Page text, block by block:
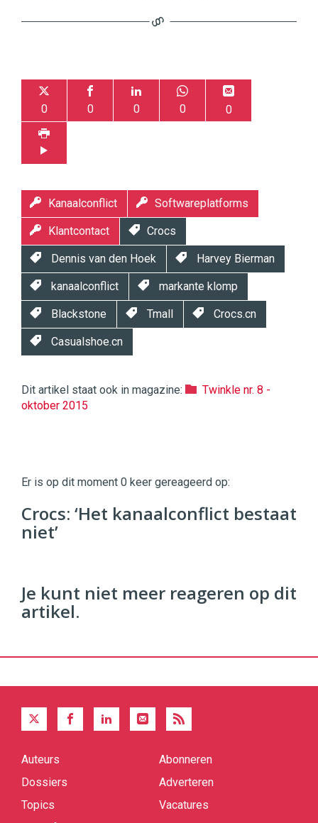
0 0 0 0 0
Kanaalconflict Softwareplatforms
Klantcontact Crocs
Dennis van den Hoek Harvey Bierman
kanaalconflict markante klomp
Blackstone Tmall Crocs.cn
Casualshoe.cn
Dit artikel staat ook in magazine:
Twinkle nr. 8 -
oktober 2015
|
Digital
Commercehttps://twinklemagazine.nl
96 54
Er is op dit moment 0 keer gereageerd op:
Crocs: ‘Het kanaalconflict bestaat
niet’
Je kunt niet meer reageren op dit
artikel.
Quick
Auteurs
Dossiers
Topics
Abonneren
Adverteren
Vacatures